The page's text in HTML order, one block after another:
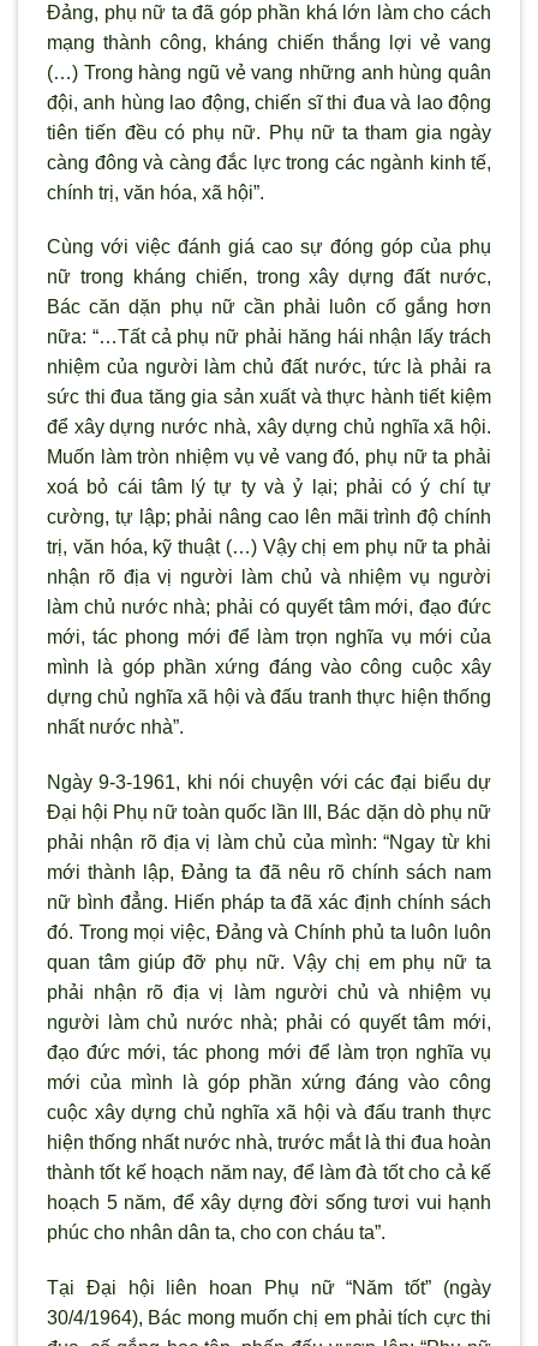
Đảng, phụ nữ ta đã góp phần khá lớn làm cho cách
mạng thành công, kháng chiến thắng lợi vẻ vang
(…) Trong hàng ngũ vẻ vang những anh hùng quân
đội, anh hùng lao động, chiến sĩ thi đua và lao động
tiên tiến đều có phụ nữ. Phụ nữ ta tham gia ngày
càng đông và càng đắc lực trong các ngành kinh tế,
chính trị, văn hóa, xã hội”.
Cùng với việc đánh giá cao sự đóng góp của phụ
nữ trong kháng chiến, trong xây dựng đất nước,
Bác căn dặn phụ nữ cần phải luôn cố gắng hơn
nữa: “…Tất cả phụ nữ phải hăng hái nhận lấy trách
nhiệm của người làm chủ đất nước, tức là phải ra
sức thi đua tăng gia sản xuất và thực hành tiết kiệm
để xây dựng nước nhà, xây dựng chủ nghĩa xã hội.
Muốn làm tròn nhiệm vụ vẻ vang đó, phụ nữ ta phải
xoá bỏ cái tâm lý tự ty và ỷ lại; phải có ý chí tự
cường, tự lập; phải nâng cao lên mãi trình độ chính
trị, văn hóa, kỹ thuật (…) Vậy chị em phụ nữ ta phải
nhận rõ địa vị người làm chủ và nhiệm vụ người
làm chủ nước nhà; phải có quyết tâm mới, đạo đức
mới, tác phong mới để làm trọn nghĩa vụ mới của
mình là góp phần xứng đáng vào công cuộc xây
dựng chủ nghĩa xã hội và đấu tranh thực hiện thống
nhất nước nhà”.
Ngày 9-3-1961, khi nói chuyện với các đại biểu dự
Đại hội Phụ nữ toàn quốc lần III, Bác dặn dò phụ nữ
phải nhận rõ địa vị làm chủ của mình: “Ngay từ khi
mới thành lập, Đảng ta đã nêu rõ chính sách nam
nữ bình đẳng. Hiến pháp ta đã xác định chính sách
đó. Trong mọi việc, Đảng và Chính phủ ta luôn luôn
quan tâm giúp đỡ phụ nữ. Vậy chị em phụ nữ ta
phải nhận rõ địa vị làm người chủ và nhiệm vụ
người làm chủ nước nhà; phải có quyết tâm mới,
đạo đức mới, tác phong mới để làm trọn nghĩa vụ
mới của mình là góp phần xứng đáng vào công
cuộc xây dựng chủ nghĩa xã hội và đấu tranh thực
hiện thống nhất nước nhà, trước mắt là thi đua hoàn
thành tốt kế hoạch năm nay, để làm đà tốt cho cả kế
hoạch 5 năm, để xây dựng đời sống tươi vui hạnh
phúc cho nhân dân ta, cho con cháu ta”.
Tại Đại hội liên hoan Phụ nữ “Năm tốt” (ngày
30/4/1964), Bác mong muốn chị em phải tích cực thi